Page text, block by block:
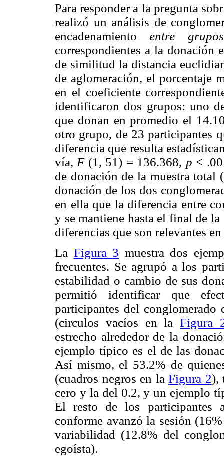
Para responder a la pregunta
realizó un análisis de
encadenamientoentre grupos
correspondientes a la donación
de similitud la distancia
de aglomeración, el porcentaje
en el coeficiente
identificaron dos grupos: uno
que donan en promedio el
otro grupo, de 23 participantes
diferencia que resulta
vía, F(1, 51) = 136.368, p <
de donación de la muestra total
donación de los dos
en ella que la diferencia entre
y se mantiene hasta el final de
diferencias que son relevantes
La Figura 3 muestra dos
frecuentes. Se agrupó a los
estabilidad o cambio de sus
permitió identificar que
participantes del conglomerado
(circulos vacíos en laFigura
estrecho alrededor de la
ejemplo típico es el de las
Así mismo, el 53.2% de
(cuadros negros en la Figura 2),
cero y la del 0.2, y un ejemplo
El resto de los participantes
conforme avanzó la sesión
variabilidad (12.8% del
egoísta).